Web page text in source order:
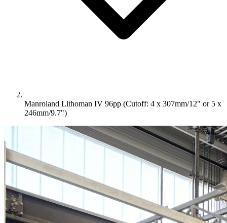
Manroland Lithoman IV 96pp (Cutoff: 4 x 307mm/12" or 5 x
246mm/9.7")